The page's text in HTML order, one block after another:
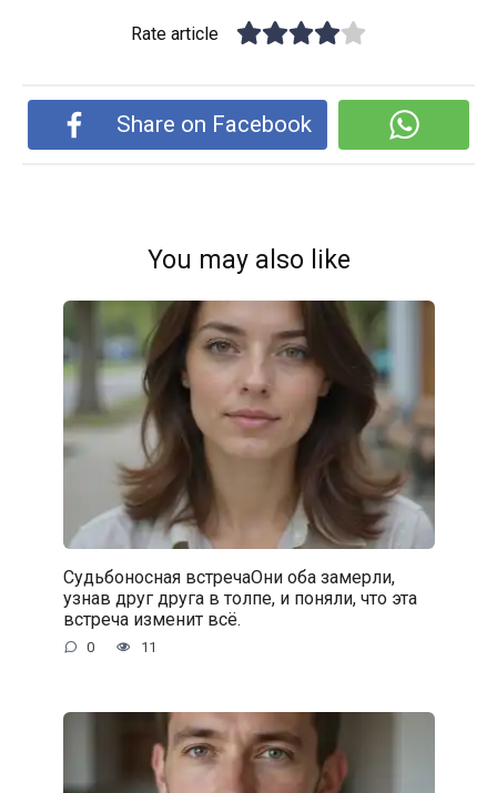
Rate article
Share on Facebook
You may also like
Судьбоносная встречаОни оба замерли,
узнав друг друга в толпе, и поняли, что эта
встреча изменит всё.
0 11